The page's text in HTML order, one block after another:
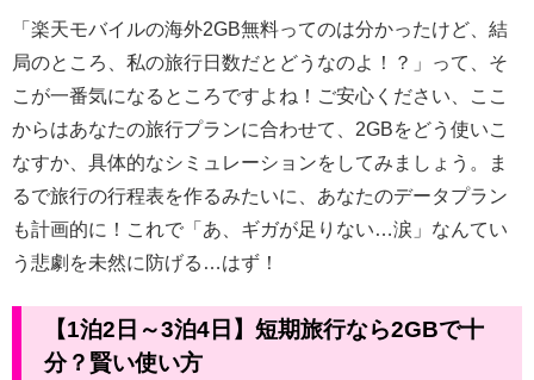
「楽天モバイルの海外2GB無料ってのは分かったけど、結
局のところ、私の旅行日数だとどうなのよ！？」って、そ
こが一番気になるところですよね！ご安心ください、ここ
からはあなたの旅行プランに合わせて、2GBをどう使いこ
なすか、具体的なシミュレーションをしてみましょう。ま
るで旅行の行程表を作るみたいに、あなたのデータプラン
も計画的に！これで「あ、ギガが足りない…涙」なんてい
う悲劇を未然に防げる…はず！
【1泊2日～3泊4日】短期旅行なら2GBで十
分？賢い使い方